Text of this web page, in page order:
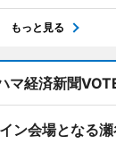
もっと見る
マ経済新聞
ン会場となる